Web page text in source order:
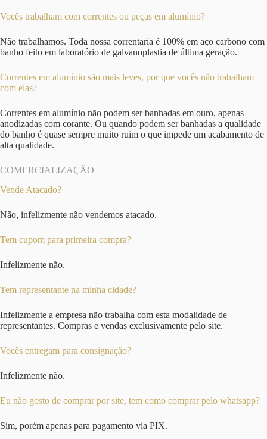
Vocês trabalham com correntes ou peças em alumínio?
Não trabalhamos. Toda nossa correntaria é 100% em aço carbono com
banho feito em laboratório de galvanoplastia de última geração.
Correntes em alumínio são mais leves, por que vocês não trabalham
com elas?
Correntes em alumínio não podem ser banhadas em ouro, apenas
anodizadas com corante. Ou quando podem ser banhadas a qualidade
do banho é quase sempre muito ruim o que impede um acabamento de
alta qualidade.
COMERCIALIZAÇÃO
Vende Atacado?
Não, infelizmente não vendemos atacado.
Tem cupom para primeira compra?
Infelizmente não.
Tem representante na minha cidade?
Infelizmente a empresa não trabalha com esta modalidade de
representantes. Compras e vendas exclusivamente pelo site.
Vocês entregam para consignação?
Infelizmente não.
Eu não gosto de comprar por site, tem como comprar pelo whatsapp?
Sim, porém apenas para pagamento via PIX.